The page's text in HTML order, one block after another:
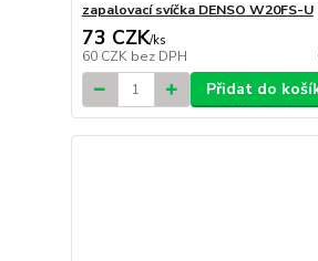
zapalovací svíčka DENSO W20FS-U
73 CZK/ks
60 CZK bez DPH
Přidat do